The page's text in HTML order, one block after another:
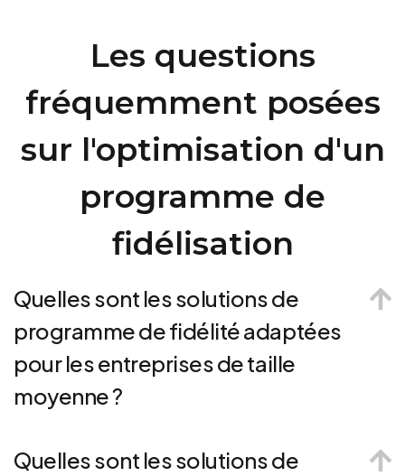
Les questions
fréquemment posées
sur l'optimisation d'un
programme de
fidélisation
Quelles sont les solutions de
programme de fidélité adaptées
pour les entreprises de taille
moyenne ?
Quelles sont les solutions de